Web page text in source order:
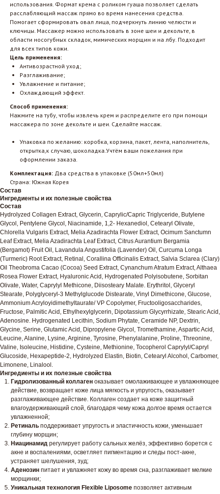
использования. Формат крема с роликом гуаша позволяет сделать
расслабляющий массаж прямо во время нанесения средства.
Помогает сформировать овал лица, подчеркнуть линию челюсти и
ключицы. Массажер можно использовать в зоне шеи и декольте, в
области носогубных складок, мимических морщин и на лбу. Подходит
для всех типов кожи.
Цель применения:
Антивозрастной уход;
Разглаживание;
Увлажнение и питание;
Охлаждающий эффект.
Способ применения:
Нажмите на тубу, чтобы извлечь крем и распределите его при помощи
массажера по зоне декольте и шеи. Сделайте массаж.
Упаковка по желанию: коробка, корзина, пакет, лента, наполнитель,
открытка,к случаю, шоколадка.Учтём ваши пожелания при
оформлении заказа.
Комплектация: Два средства в упаковке (50мл+50мл)
Страна: Южная Корея
Состав
Ингредиенты и их полезные свойства
Состав
Hydrolyzed Collagen Extract, Glycerin, Caprylic/Capric Triglyceride, Butylene
Glycol, Pentylene Glycol, Niacinamide, 1,2- Hexanediol, Cetearyl Olivate,
Chlorella Vulgaris Extract, Melia Azadirachta Flower Extract, Ocimum Sanctumn
Leaf Extract, Melia Azadirachta Leaf Extract, Citrus Aurantium Bergamia
(Bergamot) Fruit Oil, Lavandula Angustifolia (Lavender) Oil, Curcuma Longa
(Turmeric) Root Extract, Retinal, Corallina Officinalis Extract, Salvia Sclarea (Clary)
Oil Theobroma Cacao (Cocoa) Seed Extract, Cynanchum Atratum Extract, Althaea
Rosea Flower Extract, Hyaluronic Acid, Hydrogenated Polyisobutene, Sorbitan
Olivate, Water, Caprylyl Methicone, Diisosteary Malate. Erythritol, Glyceryl
Stearate, Polyglyceryl-3 Methylglucode Distearate, Vinyl Dimethicone, Glucose,
Ammonium Acryloyidimethyltaurate/ VP Copolymer, Fructooligosaccharides,
Fructose, Palmitic Acid, Ethylhexylglycerin, Dipotassium Glycyrrhizate, Stearic Acid,
Adenosine. Hydrogenated Lecithin, Sodium Phytate, Ceramide NP, Dextrin,
Glycine, Serine, Glutamic Acid, Dipropylene Glycol, Tromethamine, Aspartic Acid,
Leucine, Alanine, Lysine, Arginine, Tyrosine, Phenylalanine, Proline, Threonine,
Valine, Isoleucine, Histidine, Cysteine, Methionine, Tocopherol Caprylyl/Capryl
Glucoside, Hexapeptide-2, Hydrolyzed Elastin, Biotin, Cetearyl Alcohol, Carbomer,
Limonene, Linalool.
Ингредиенты и их полезные свойства
Гидролизованный коллаген оказывает омолаживающее и увлажняющее
действие, возвращает коже лица мягкость и упругость, оказывает
разглаживающее действие. Коллаген создает на коже защитный
влагоудерживающий слой, благодаря чему кожа долгое время остается
увлажненной;
Ретиналь поддерживает упругость и эластичность кожи, уменьшает
глубину морщин;
Ниацинамид регулирует работу сальных желёз, эффективно борется с
акне и воспалениями, осветляет пигментацию и следы пост-акне,
устраняет шелушения, зуд;
Аденозин питает и увлажняет кожу во время сна, разглаживает мелкие
морщинки;
Уникальная технология Flexible Liposome позволяет активным